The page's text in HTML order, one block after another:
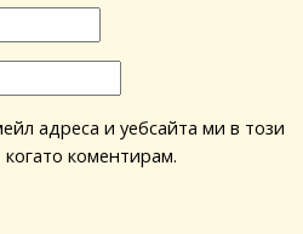
адреса и уебсайта ми в този
коментирам.